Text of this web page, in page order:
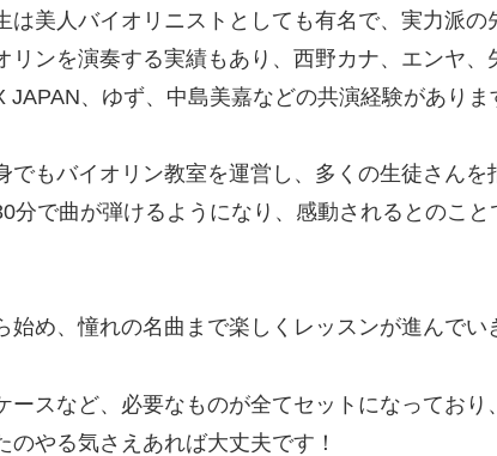
は美人バイオリニストとしても有名で、実力派
リンを演奏する実績もあり、西野カナ、エンヤ
JAPAN、ゆず、中島美嘉などの共演経験がありま
でもバイオリン教室を運営し、多くの生徒さん
分で曲が弾けるようになり、感動されるとのこ
始め、憧れの名曲まで楽しくレッスンが進んでい
ースなど、必要なものが全てセットになっており
のやる気さえあれば大丈夫です！